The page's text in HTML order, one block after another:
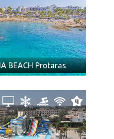
ANTIA Aja Napa Kipar iz
ponudu za ostale
Kipar-Beograd avio
avio takse koje su
iznos doplate za gorivo
put)
kg – dimenzija 40x23x55cm
smeštaja ne postoji
a prema pravilima
OBJEKTE IZ
OTKAZA U IZNOSU OD
BEZ OBZIRA NA
PUTNICI OBAVEŠTAVAMO
OBAVEZAMA PLAĆANJA
BOOKING PRIMLJENA
U ODREĐENOM
BEACH Protaras